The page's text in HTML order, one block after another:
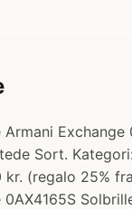
Exchange
Sort.
(regalo 25%
0AX4165S